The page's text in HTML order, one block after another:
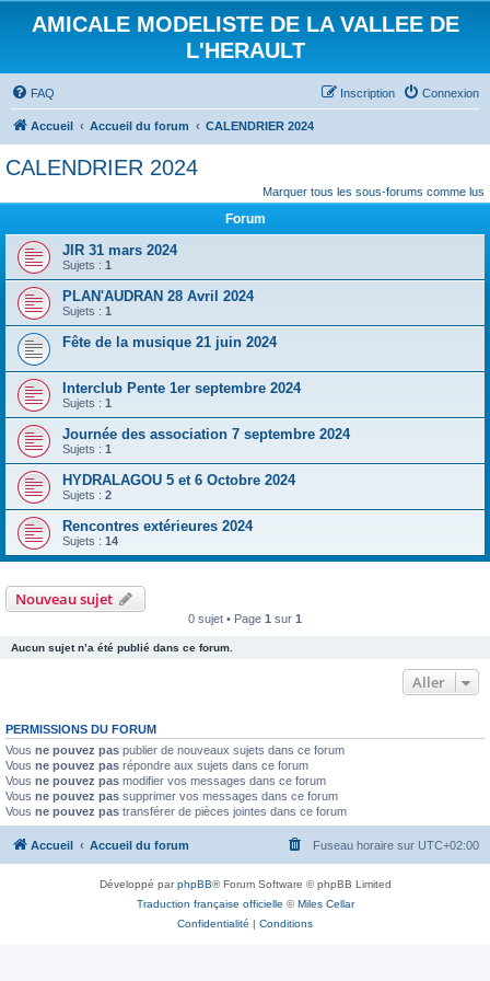
AMICALE MODELISTE DE LA VALLEE DE
L'HERAULT
FAQ Connexion
Inscription
Accueil Accueil du forum CALENDRIER 2024
CALENDRIER 2024
Marquer tous les sous-forums comme lus
Forum
JIR 31 mars 2024
Sujets : 1
PLAN'AUDRAN 28 Avril 2024
Sujets : 1
Fête de la musique 21 juin 2024
Interclub Pente 1er septembre 2024
Sujets : 1
Journée des association 7 septembre 2024
Sujets : 1
HYDRALAGOU 5 et 6 Octobre 2024
Sujets : 2
Rencontres extérieures 2024
Sujets : 14
Nouveau sujet
0 sujet • Page 1 sur 1
Aucun sujet n’a été publié dans ce forum.
Aller
PERMISSIONS DU FORUM
Vous ne pouvez pas publier de nouveaux sujets dans ce forum
Vous ne pouvez pas répondre aux sujets dans ce forum
Vous ne pouvez pas modifier vos messages dans ce forum
Vous ne pouvez pas supprimer vos messages dans ce forum
Vous ne pouvez pas transférer de pièces jointes dans ce forum
Accueil Accueil du forum Fuseau horaire sur UTC+02:00
Développé parphpBB® Forum Software © phpBB Limited
Traduction française officielle ©Miles Cellar
Confidentialité | Conditions